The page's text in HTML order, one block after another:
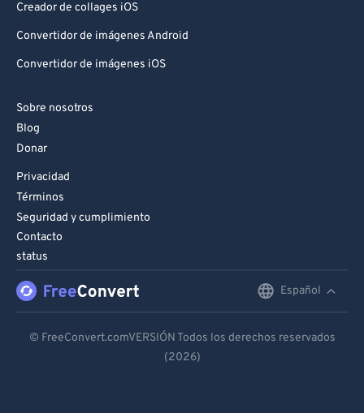
Creador de collages iOS
Convertidor de imágenes Android
Convertidor de imágenes iOS
Sobre nosotros
Blog
Donar
Privacidad
Términos
Seguridad y cumplimiento
Contacto
status
Español
Español
© FreeConvert.comVERSIÓN Todos los derechos reservados
(2026)